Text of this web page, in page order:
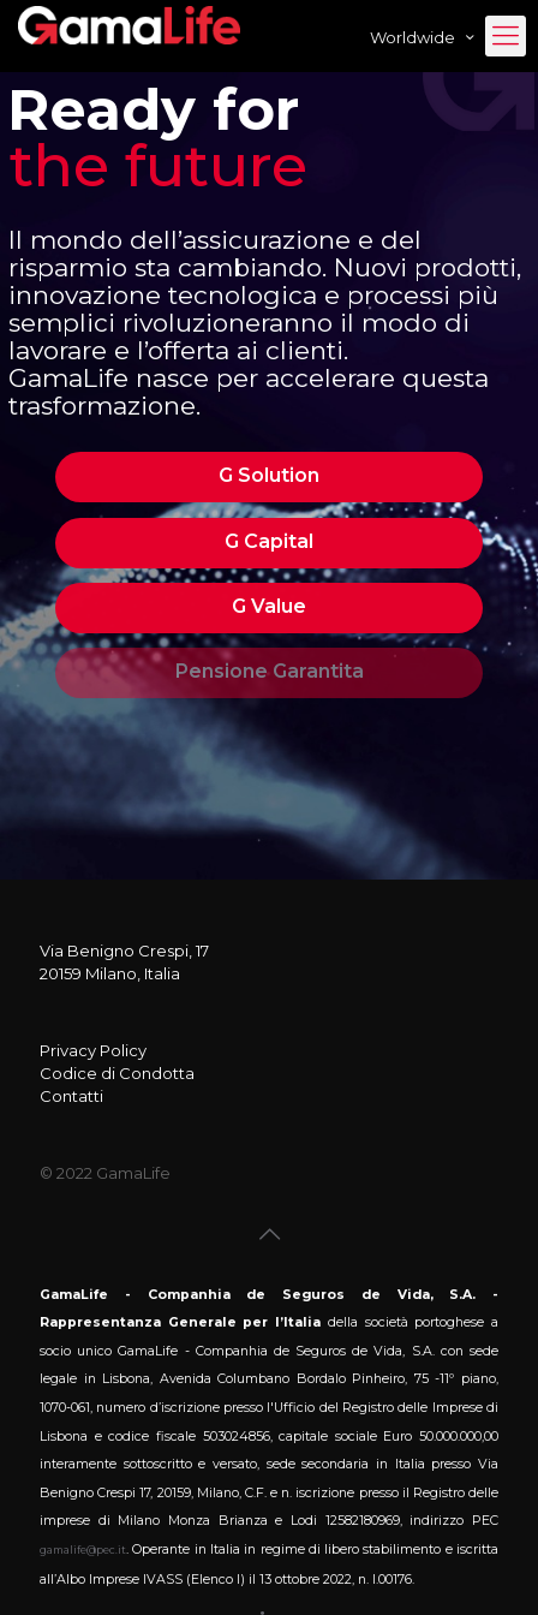
Worldwide
Via Benigno Crespi, 17
20159 Milano, Italia
Privacy Policy
Codice di Condotta
Contatti
© 2022 GamaLife
GamaLife - Companhia de Seguros de Vida, S.A. -
Rappresentanza Generale per l’Italia della società portoghese a
socio unico GamaLife - Companhia de Seguros de Vida, S.A. con sede
legale in Lisbona, Avenida Columbano Bordalo Pinheiro, 75 -11º piano,
1070-061, numero d’iscrizione presso l'Ufficio del Registro delle Imprese di
Lisbona e codice fiscale 503024856, capitale sociale Euro 50.000.000,00
interamente sottoscritto e versato, sede secondaria in Italia presso Via
Benigno Crespi 17, 20159, Milano, C.F. e n. iscrizione presso il Registro delle
imprese di Milano Monza Brianza e Lodi 12582180969, indirizzo PEC
gamalife@pec.it. Operante in Italia in regime di libero stabilimento e iscritta
all’Albo Imprese IVASS (Elenco I) il 13 ottobre 2022, n. I.00176.